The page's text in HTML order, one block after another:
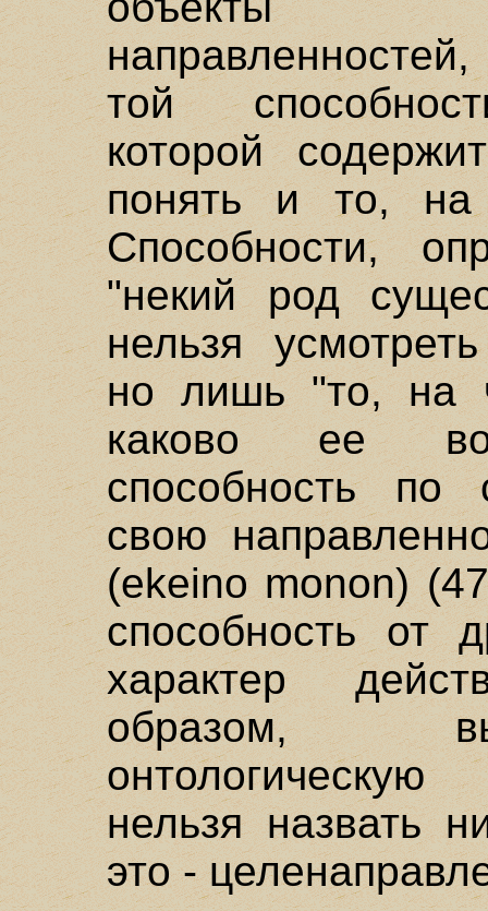
той
которой
понять и то, на
Способности,
"некий род
нельзя
но лишь "то, на
каково ее
способность по
свою
(ekeino monon)
способность от
характер
образом,
нельзя назвать
это -